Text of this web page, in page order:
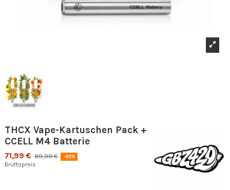
THCX Vape-Kartuschen Pack +
CCELL M4 Batterie
71,99 € 89,99 € -20%
Bruttopreis